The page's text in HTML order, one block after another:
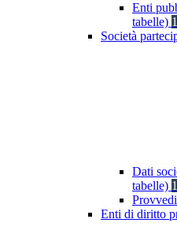
Enti
tabelle) 1
Società
Dati
tabelle) 1
Enti di diritto